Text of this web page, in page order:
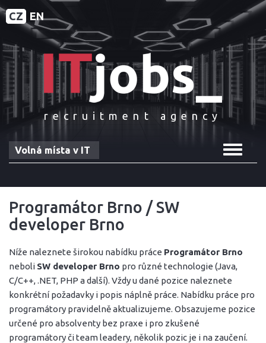
CZ EN
recruitment agency
Toggle
Volná místa v IT
Programátor Brno / SW
developer Brno
Níže naleznete širokou nabídku práce Programátor Brno
neboli SW developer Brno pro různé technologie (Java,
C/C++, .NET, PHP a další). Vždy u dané pozice naleznete
konkrétní požadavky i popis náplně práce. Nabídku práce pro
programátory pravidelně aktualizujeme. Obsazujeme pozice
určené pro absolventy bez praxe i pro zkušené
programátory či team leadery, několik pozic je i na zaučení.